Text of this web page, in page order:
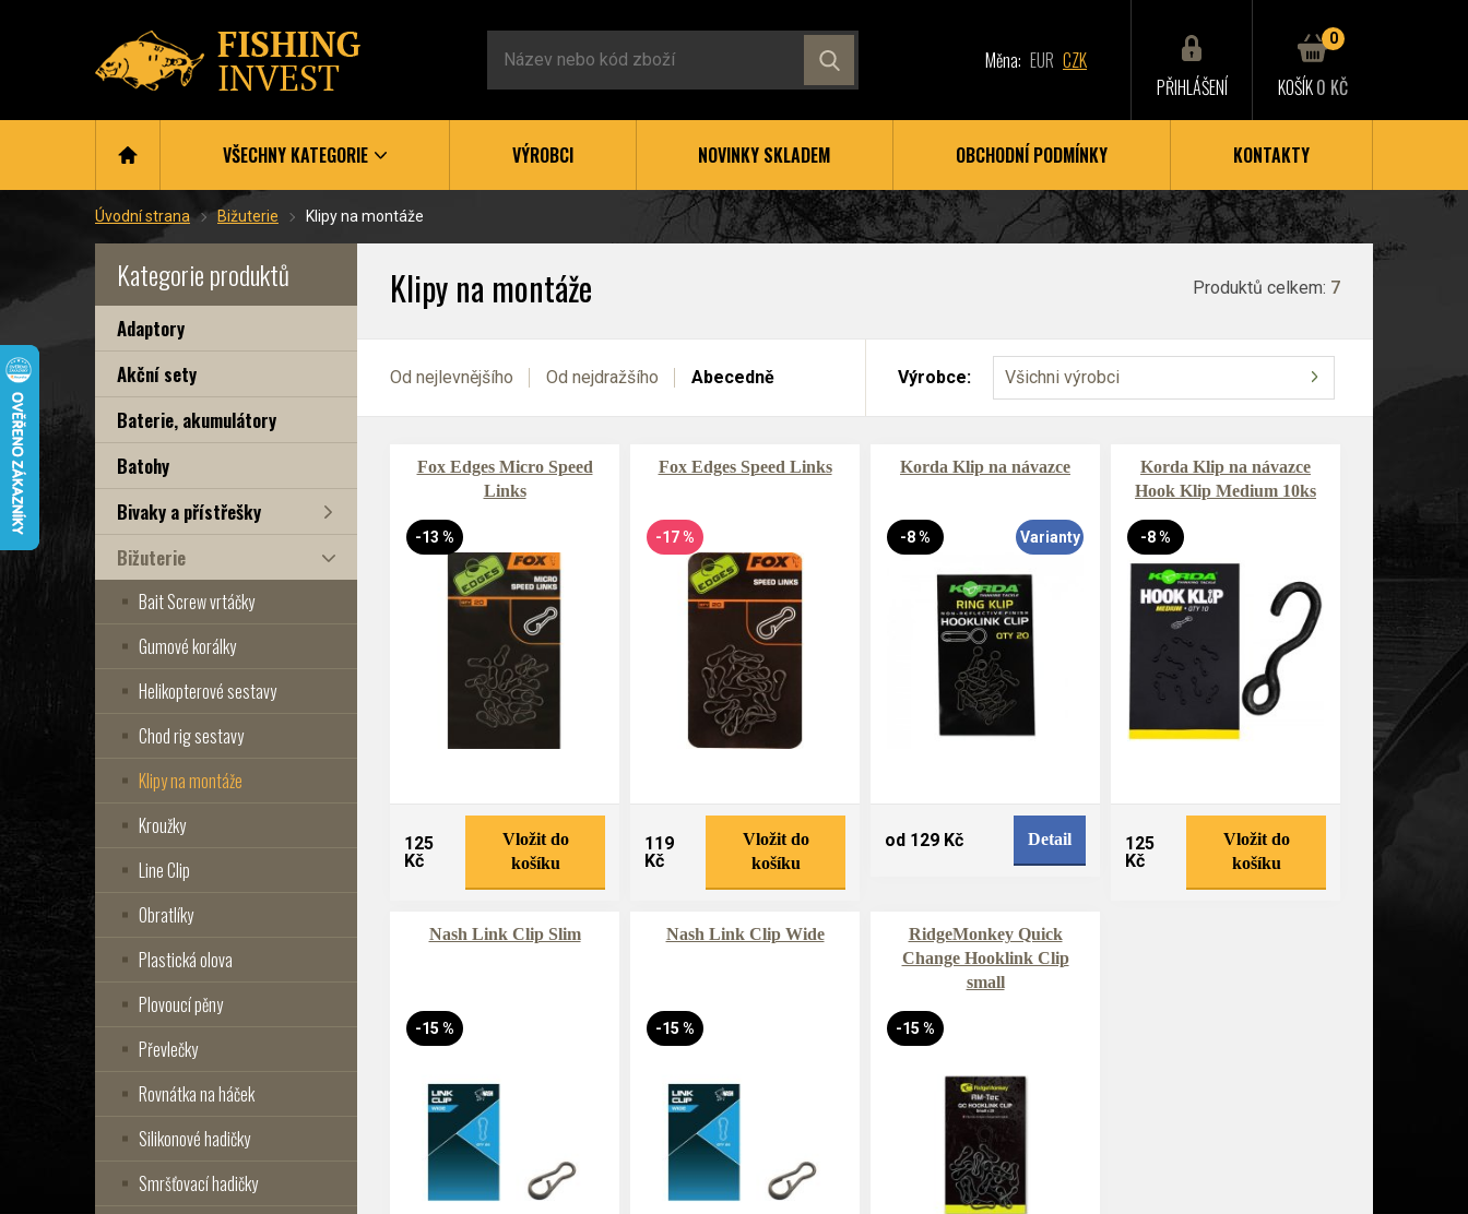
Měna: EUR CZK
PŘIHLÁŠENÍ
0
KOŠÍK0 KČ
VŠECHNY KATEGORIE VÝROBCI NOVINKY SKLADEM OBCHODNÍ PODMÍNKY KONTAKTY
Úvodní strana Bižuterie Klipy na montáže
Kategorie produktů
Adaptory
Akční sety
Baterie, akumulátory
Batohy
Bivaky a přístřešky
Bižuterie
Bait Screw vrtáčky
Gumové korálky
Helikopterové sestavy
Chod rig sestavy
Klipy na montáže
Kroužky
Line Clip
Obratlíky
Plastická olova
Plovoucí pěny
Převlečky
Rovnátka na háček
Silikonové hadičky
Smršťovací hadičky
Klipy na montáže Produktů celkem: 7
Od nejlevnějšího Od nejdražšího Abecedně Výrobce: Všichni výrobci
Fox Edges Micro Speed
Links
-13 %
125
Kč
Vložit do
košíku
Fox Edges Speed Links
-17 %
119
Kč
Vložit do
košíku
Korda Klip na návazce
-8 % Varianty
od 129 Kč Detail
Korda Klip na návazce
Hook Klip Medium 10ks
-8 %
125
Kč
Vložit do
košíku
Nash Link Clip Slim
-15 %
Nash Link Clip Wide
-15 %
RidgeMonkey Quick
Change Hooklink Clip
small
-15 %